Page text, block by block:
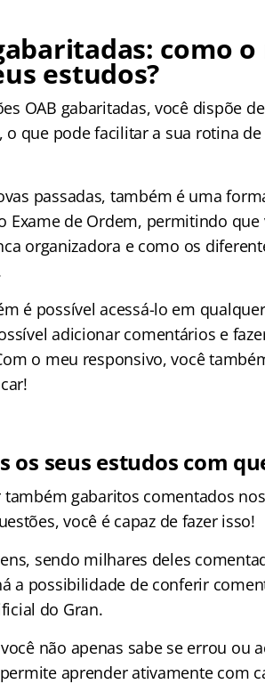
como
estudos?
OAB gabaritadas, você dispõe
que pode facilitar a sua rotina
passadas, também é uma
Exame de Ordem, permitindo que
organizadora e como os
é possível acessá-lo em
adicionar comentários e
o meu responsivo, você
seus estudos com
gabaritos comentados
você é capaz de fazer isso!
sendo milhares deles
a possibilidade de conferir
do Gran.
não apenas sabe se errou ou
aprender ativamente com